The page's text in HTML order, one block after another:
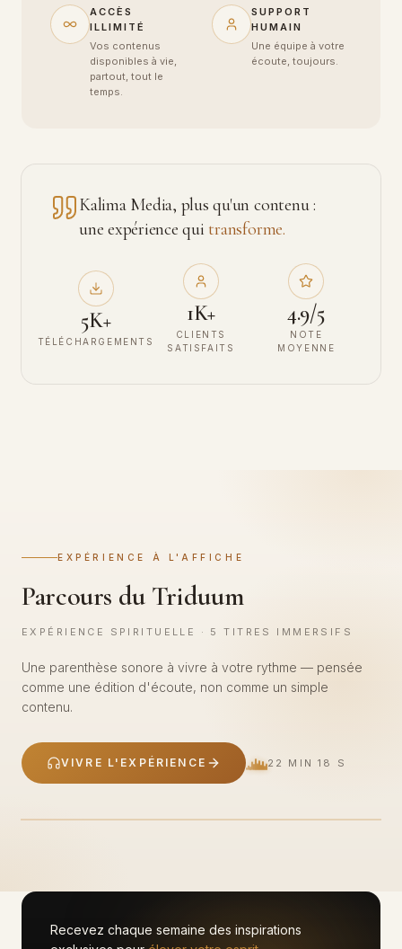
ACCÈS
ILLIMITÉ
Vos contenus
disponibles à vie,
partout, tout le
temps.
SUPPORT
HUMAIN
Une équipe à votre
écoute, toujours.
Kalima Media, plus qu'un contenu :
une expérience qui transforme.
5K+
TÉLÉCHARGEMENTS
1K+
CLIENTS
SATISFAITS
4.9/5
NOTE
MOYENNE
EXPÉRIENCE À L'AFFICHE
Parcours du Triduum
EXPÉRIENCE SPIRITUELLE · 5 TITRES IMMERSIFS
Une parenthèse sonore à vivre à votre rythme — pensée
comme une édition d'écoute, non comme un simple
contenu.
VIVRE L'EXPÉRIENCE 22 MIN 18 S
SPIRITUEL
5titres immersifs
Recevez chaque semaine des inspirations